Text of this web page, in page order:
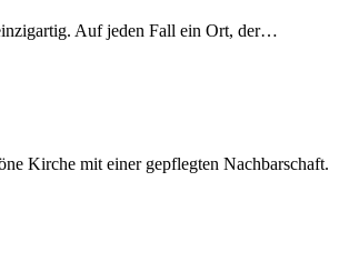
Auf jeden Fall ein Ort, der…
Kirche mit einer gepflegten Nachbarschaft.